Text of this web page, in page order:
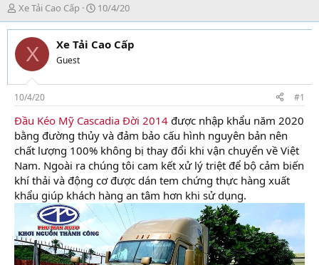
T
h
r
e
d
s
t
a
r
t
e
r
Xe Tải Cao Cấp
N
g
à
y
i
10/4/20
X Xe Tải Cao Cấp
Guest
10/4/20 #1
Đầu Kéo Mỹ Cascadia Đời 2014 được nhập khẩu năm 2020
bằng đường thủy và đảm bảo cấu hình nguyên bản nên
chất lượng 100% không bị thay đổi khi vận chuyển về Việt
Nam. Ngoài ra chúng tôi cam kết xử lý triệt để bộ cảm biến
khí thải và động cơ được dán tem chứng thực hàng xuất
khẩu giúp khách hàng an tâm hơn khi sử dụng.